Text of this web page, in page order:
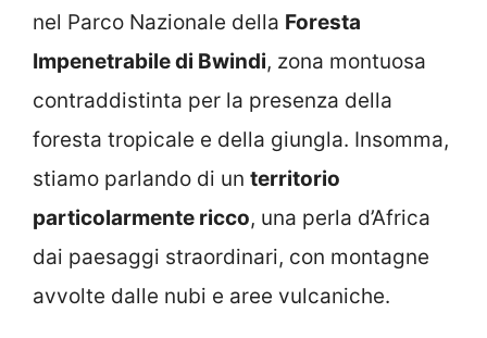
nel Parco Nazionale della Foresta
Impenetrabile di Bwindi, zona montuosa
contraddistinta per la presenza della
foresta tropicale e della giungla. Insomma,
stiamo parlando di un territorio
particolarmente ricco, una perla d’Africa
dai paesaggi straordinari, con montagne
avvolte dalle nubi e aree vulcaniche.